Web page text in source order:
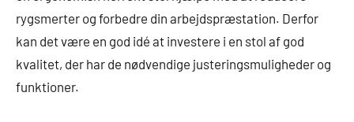
rygsmerter og forbedre din arbejdspræstation. Derfor
kan det være en god idé at investere i en stol af god
kvalitet, der har de nødvendige justeringsmuligheder og
funktioner.